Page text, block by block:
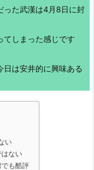
った武漢は4月8日に封
てしまった感じです
は安井的に興味ある
い
ない
も酷評